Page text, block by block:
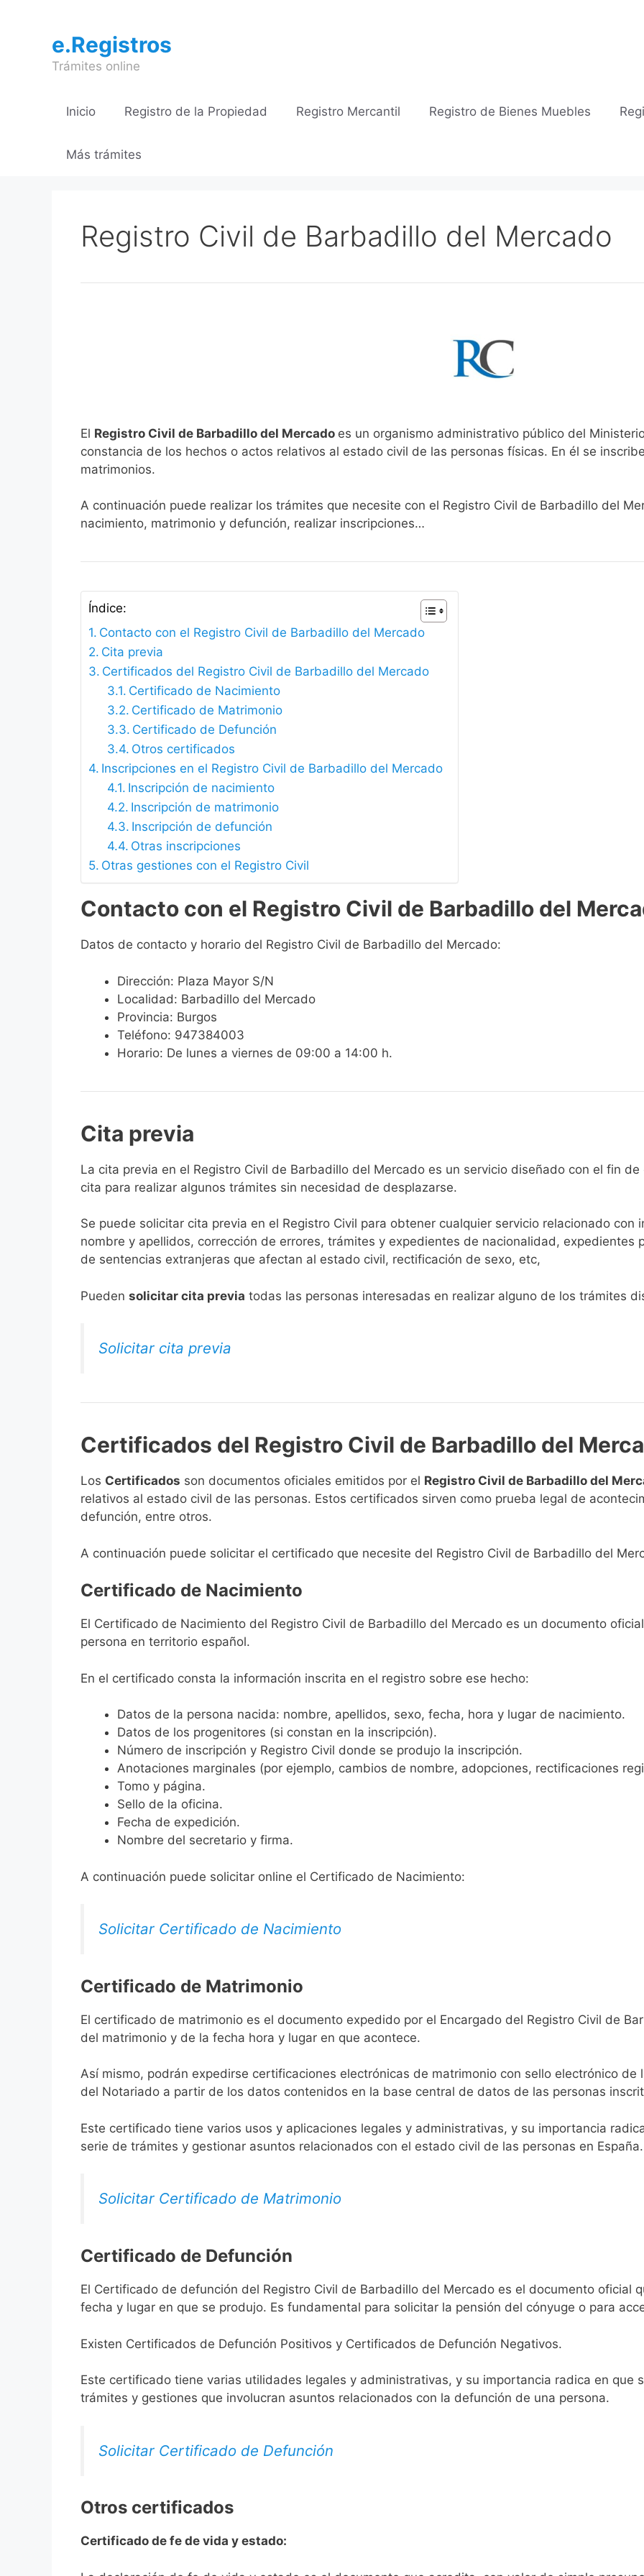
contenidoe.Registros
Trámites online
Inicio Registro de la Propiedad Registro Mercantil Registro de Bienes Muebles
Más trámites
Registro Civil de Barbadillo del Mercado
El Registro Civil de Barbadillo del Mercado es un organismo administrativo público del
constancia de los hechos o actos relativos al estado civil de las personas físicas. En él se
matrimonios.
A continuación puede realizar los trámites que necesite con el Registro Civil de Barbadillo del
nacimiento, matrimonio y defunción, realizar inscripciones…
Índice:
Contacto con el Registro Civil de Barbadillo del Mercado
Cita previa
Certificados del Registro Civil de Barbadillo del Mercado
Certificado de Nacimiento
Certificado de Matrimonio
Certificado de Defunción
Otros certificados
Inscripciones en el Registro Civil de Barbadillo del Mercado
Inscripción de nacimiento
Inscripción de matrimonio
Inscripción de defunción
Otras inscripciones
Otras gestiones con el Registro Civil
Contacto con el Registro Civil de Barbadillo del
Datos de contacto y horario del Registro Civil de Barbadillo del Mercado:
Dirección: Plaza Mayor S/N
Localidad: Barbadillo del Mercado
Provincia: Burgos
Teléfono: 947384003
Horario: De lunes a viernes de 09:00 a 14:00 h.
Cita previa
​​​​​​​​​​​​​​​​​​​​​​​​​​​​La cita previa en el Registro Civil de Barbadillo del Mercado es un servicio diseñado con el fin
cita para realizar algunos trámites sin necesidad de desplazarse.​
Se puede solicitar cita previa en el Registro Civil para obtener cualquier servicio relacionado
nombre y apellidos, corrección de errores, trámites y expedientes de nacionalidad, expedientes
de sentencias extranjeras que afectan al estado civil, rectificación de sexo, etc,
​Pueden solicitar cita previa todas las personas interesadas en realizar alguno de los trámites
Solicitar cita previa
Certificados del Registro Civil de Barbadillo del
Los Certificados son documentos oficiales emitidos por el Registro Civil de Barbadillo del
relativos al estado civil de las personas. Estos certificados sirven como prueba legal de
defunción, entre otros.
A continuación puede solicitar el certificado que necesite del Registro Civil de Barbadillo del
Certificado de Nacimiento
El Certificado de Nacimiento del Registro Civil de Barbadillo del Mercado es un documento
persona en territorio español.
En el certificado consta la información inscrita en el registro sobre ese hecho:
Datos de la persona nacida: nombre, apellidos, sexo, fecha, hora y lugar de nacimiento.
Datos de los progenitores (si constan en la inscripción).
Número de inscripción y Registro Civil donde se produjo la inscripción.
Anotaciones marginales (por ejemplo, cambios de nombre, adopciones, rectificaciones
Tomo y página.
Sello de la oficina.
Fecha de expedición.
Nombre del secretario y firma.
A continuación puede solicitar online el Certificado de Nacimiento:
Solicitar Certificado de Nacimiento
Certificado de Matrimonio
El certificado de matrimonio es el documento expedido por el Encargado del Registro Civil de
del matrimonio y de la fecha hora y lugar en que acontece.
Así mismo, podrán expedirse certificaciones electrónicas de matrimonio con sello electrónico
del Notariado a partir de los datos contenidos en la base central de datos de las personas
Este certificado tiene varios usos y aplicaciones legales y administrativas, y su importancia
serie de trámites y gestionar asuntos relacionados con el estado civil de las personas en España.
Solicitar Certificado de Matrimonio
Certificado de Defunción
El Certificado de defunción del Registro Civil de Barbadillo del Mercado es el documento oficial
fecha y lugar en que se produjo. Es fundamental para solicitar la pensión del cónyuge o para
Existen Certificados de Defunción Positivos y Certificados de Defunción Negativos.
Este certificado tiene varias utilidades legales y administrativas, y su importancia radica en que
trámites y gestiones que involucran asuntos relacionados con la defunción de una persona.
Solicitar Certificado de Defunción
Otros certificados
Certificado de fe de vida y estado: